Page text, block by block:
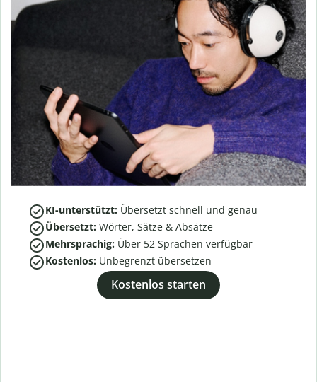
KI-unterstützt: Übersetzt schnell und genau
Übersetzt: Wörter, Sätze & Absätze
Mehrsprachig: Über 52 Sprachen verfügbar
Kostenlos: Unbegrenzt übersetzen
Kostenlos starten